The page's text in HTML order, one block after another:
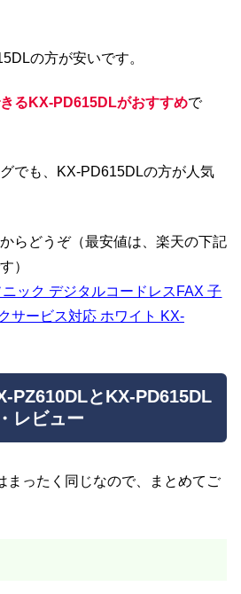
の方が安いです。
るKX-PD615DLがおすすめで
でも、KX-PD615DLの方が人気
らどうぞ（最安値は、楽天の下記
）
ック デジタルコードレスFAX 子
サービス対応 ホワイト KX-
PZ610DLとKX-PD615DL
レビュー
まったく同じなので、まとめてご